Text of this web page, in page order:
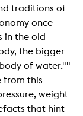
traditions of
once
in the old
the bigger
of water.""
from this
weight
that hint